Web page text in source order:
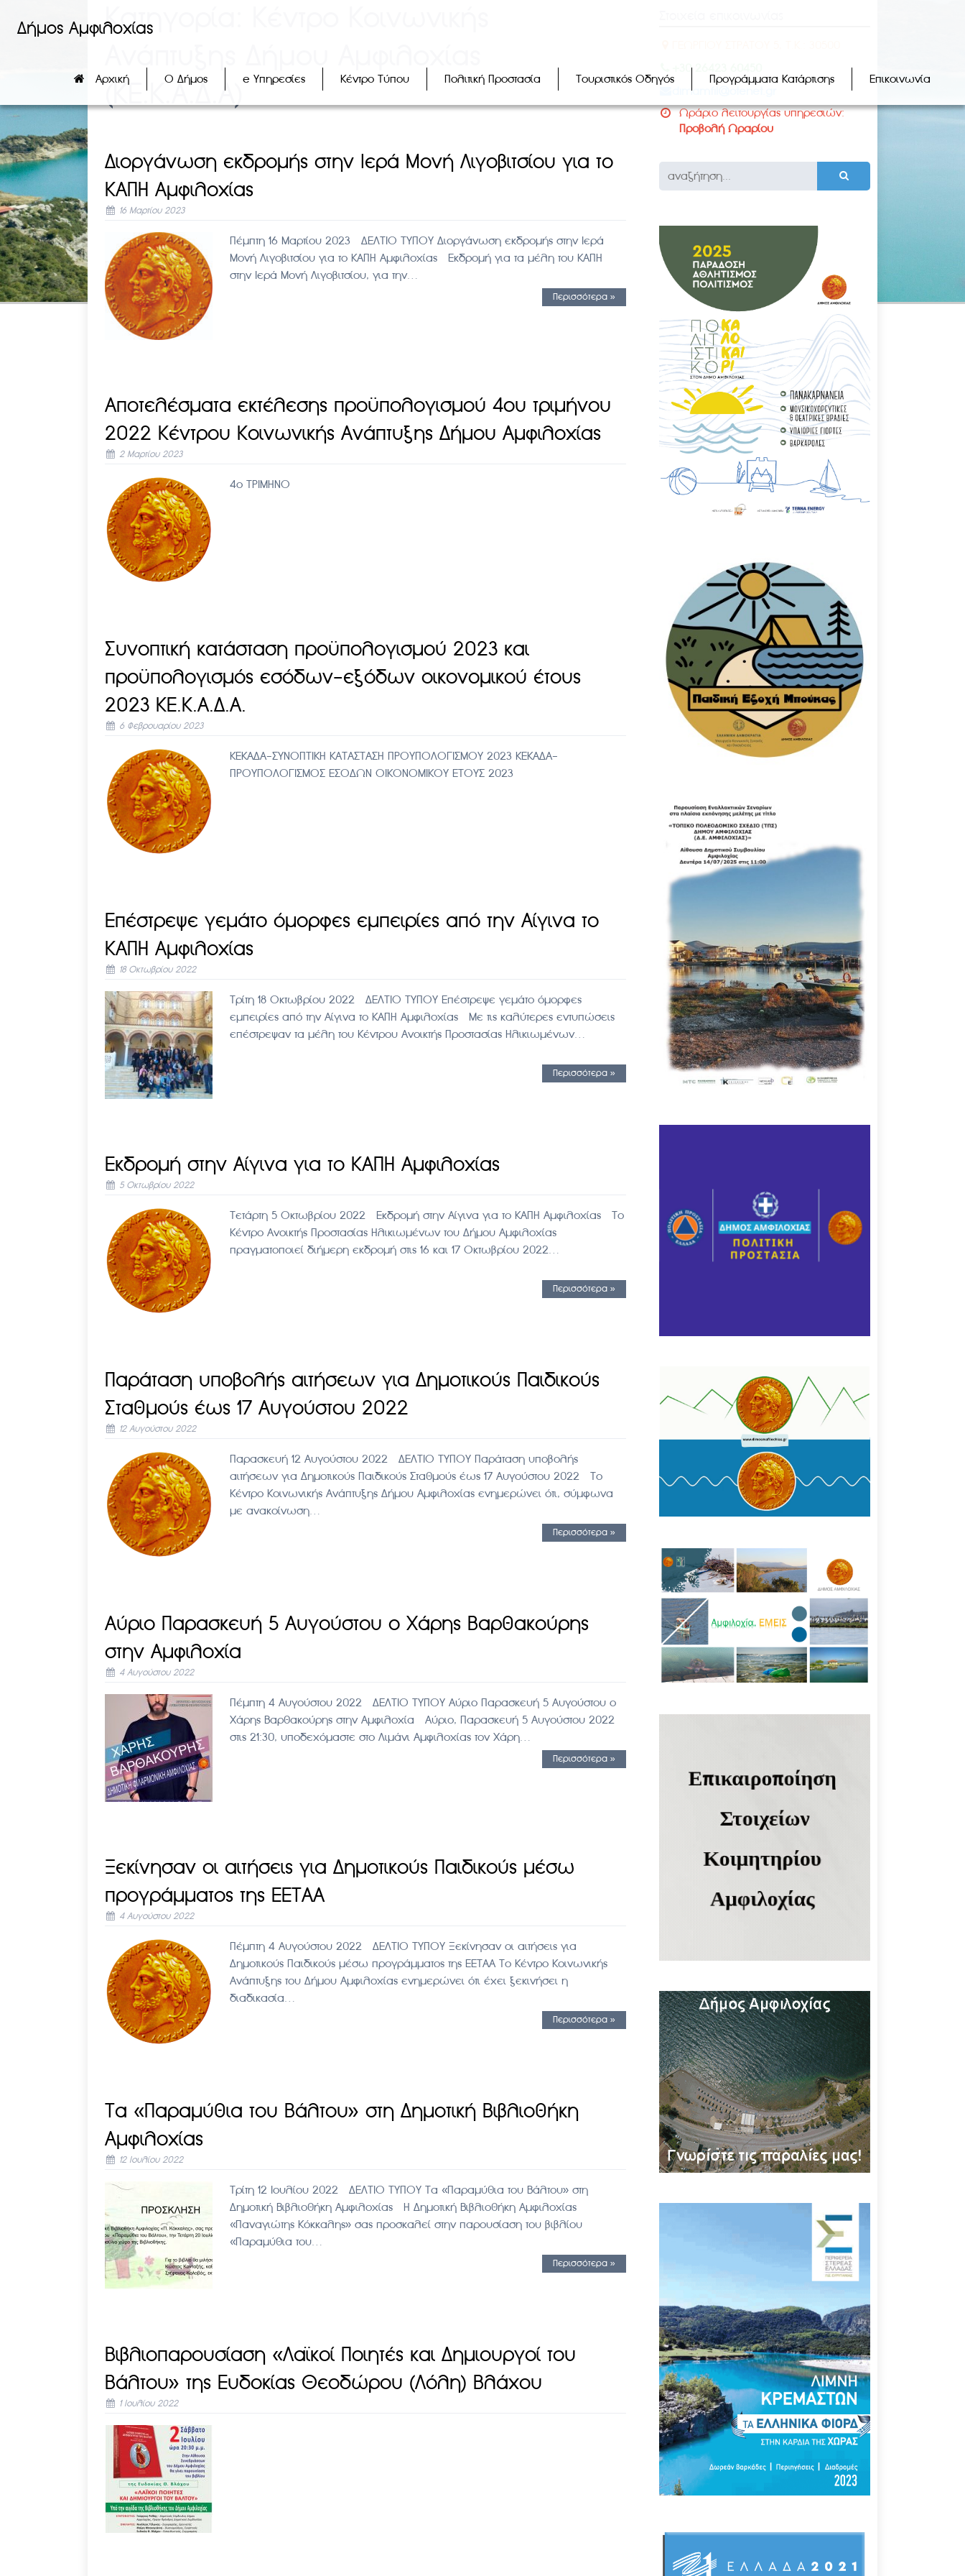
Δήμος Αμφιλοχίας
Αρχική Ο Δήμος e Υπηρεσίες Κέντρο Τύπου Πολιτική Προστασία Τουριστικός Οδηγός Προγράμματα Κατάρτισης Επικοινωνία
Κατηγορία:
(ΚΕ.Κ.Α.Δ.Α)
Διοργάνωση εκδρομής στην Ιερά Μονή Λιγοβιτσίου για το
ΚΑΠΗ Αμφιλοχίας
16 Μαρτίου 2023
Πέμπτη 16 Μαρτίου 2023 ΔΕΛΤΙΟ ΤΥΠΟΥ Διοργάνωση εκδρομής στην Ιερά
Μονή Λιγοβιτσίου για το ΚΑΠΗ Αμφιλοχίας Εκδρομή για τα μέλη του ΚΑΠΗ
στην Ιερά Μονή Λιγοβιτσίου, για την…
Περισσότερα »
Αποτελέσματα εκτέλεσης προϋπολογισμού 4ου τριμήνου
2022 Κέντρου Κοινωνικής Ανάπτυξης Δήμου Αμφιλοχίας
2 Μαρτίου 2023
4ο ΤΡΙΜΗΝΟ
Συνοπτική κατάσταση προϋπολογισμού 2023 και
προϋπολογισμός εσόδων-εξόδων οικονομικού έτους
2023 ΚΕ.Κ.Α.Δ.Α.
6 Φεβρουαρίου 2023
ΚΕΚΑΔΑ-ΣΥΝΟΠΤΙΚΗ ΚΑΤΑΣΤΑΣΗ ΠΡΟΥΠΟΛΟΓΙΣΜΟΥ 2023 ΚΕΚΑΔΑ-
ΠΡΟΥΠΟΛΟΓΙΣΜΟΣ ΕΣΟΔΩΝ ΟΙΚΟΝΟΜΙΚΟΥ ΕΤΟΥΣ 2023
Επέστρεψε γεμάτο όμορφες εμπειρίες από την Αίγινα το
ΚΑΠΗ Αμφιλοχίας
18 Οκτωβρίου 2022
Τρίτη 18 Οκτωβρίου 2022 ΔΕΛΤΙΟ ΤΥΠΟΥ Επέστρεψε γεμάτο όμορφες
εμπειρίες από την Αίγινα το ΚΑΠΗ Αμφιλοχίας Με τις καλύτερες εντυπώσεις
επέστρεψαν τα μέλη του Κέντρου Ανοικτής Προστασίας Ηλικιωμένων…
Περισσότερα »
Εκδρομή στην Αίγινα για το ΚΑΠΗ Αμφιλοχίας
5 Οκτωβρίου 2022
Τετάρτη 5 Οκτωβρίου 2022 Εκδρομή στην Αίγινα για το ΚΑΠΗ Αμφιλοχίας Το
Κέντρο Ανοικτής Προστασίας Ηλικιωμένων του Δήμου Αμφιλοχίας
πραγματοποιεί διήμερη εκδρομή στις 16 και 17 Οκτωβρίου 2022…
Περισσότερα »
Παράταση υποβολής αιτήσεων για Δημοτικούς Παιδικούς
Σταθμούς έως 17 Αυγούστου 2022
12 Αυγούστου 2022
Παρασκευή 12 Αυγούστου 2022 ΔΕΛΤΙΟ ΤΥΠΟΥ Παράταση υποβολής
αιτήσεων για Δημοτικούς Παιδικούς Σταθμούς έως 17 Αυγούστου 2022 Το
Κέντρο Κοινωνικής Ανάπτυξης Δήμου Αμφιλοχίας ενημερώνει ότι, σύμφωνα
με ανακοίνωση…
Περισσότερα »
Αύριο Παρασκευή 5 Αυγούστου ο Χάρης Βαρθακούρης
στην Αμφιλοχία
4 Αυγούστου 2022
Πέμπτη 4 Αυγούστου 2022 ΔΕΛΤΙΟ ΤΥΠΟΥ Αύριο Παρασκευή 5 Αυγούστου ο
Χάρης Βαρθακούρης στην Αμφιλοχία Αύριο, Παρασκευή 5 Αυγούστου 2022
στις 21:30, υποδεχόμαστε στο Λιμάνι Αμφιλοχίας τον Χάρη…
Περισσότερα »
Ξεκίνησαν οι αιτήσεις για Δημοτικούς Παιδικούς μέσω
προγράμματος της ΕΕΤΑΑ
4 Αυγούστου 2022
Πέμπτη 4 Αυγούστου 2022 ΔΕΛΤΙΟ ΤΥΠΟΥ Ξεκίνησαν οι αιτήσεις για
Δημοτικούς Παιδικούς μέσω προγράμματος της ΕΕΤΑΑ Το Κέντρο Κοινωνικής
Ανάπτυξης του Δήμου Αμφιλοχίας ενημερώνει ότι έχει ξεκινήσει η
διαδικασία…
Περισσότερα »
Τα «Παραμύθια του Βάλτου» στη Δημοτική Βιβλιοθήκη
Αμφιλοχίας
12 Ιουλίου 2022
Τρίτη 12 Ιουλίου 2022 ΔΕΛΤΙΟ ΤΥΠΟΥ Τα «Παραμύθια του Βάλτου» στη
Δημοτική Βιβλιοθήκη Αμφιλοχίας Η Δημοτική Βιβλιοθήκη Αμφιλοχίας
«Παναγιώτης Κόκκαλης» σας προσκαλεί στην παρουσίαση του βιβλίου
«Παραμύθια του…
Περισσότερα »
Βιβλιοπαρουσίαση «Λαϊκοί Ποιητές και Δημιουργοί του
Βάλτου» της Ευδοκίας Θεοδώρου (Λόλη) Βλάχου
1 Ιουλίου 2022
+30 26423 60450
dimamfil@otenet.gr
Ωράριο λειτουργίας υπηρεσιών:
Προβολή Ωραρίου